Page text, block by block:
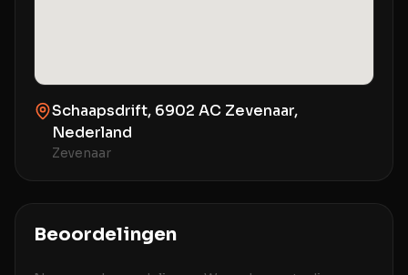
Schaapsdrift, 6902 AC Zevenaar,
Nederland
Zevenaar
Beoordelingen